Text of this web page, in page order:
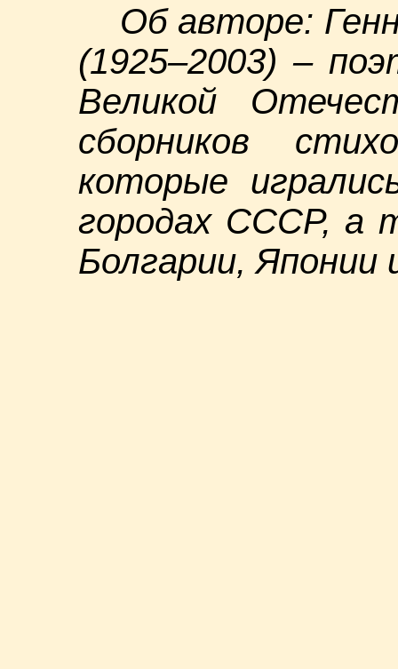
Об авторе:
(1925–2003) –
Великой
сборников
которые
городах СССР, а
Болгарии, Японии